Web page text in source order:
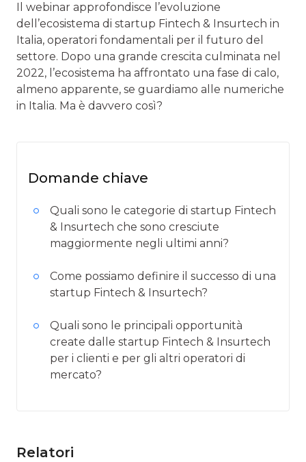
Il webinar approfondisce l’evoluzione
dell’ecosistema di startup Fintech & Insurtech in
Italia, operatori fondamentali per il futuro del
settore. Dopo una grande crescita culminata nel
2022, l’ecosistema ha affrontato una fase di calo,
almeno apparente, se guardiamo alle numeriche
in Italia. Ma è davvero così?
Domande chiave
Quali sono le categorie di startup Fintech
& Insurtech che sono cresciute
maggiormente negli ultimi anni?
Come possiamo definire il successo di una
startup Fintech & Insurtech?
Quali sono le principali opportunità
create dalle startup Fintech & Insurtech
per i clienti e per gli altri operatori di
mercato?
Relatori